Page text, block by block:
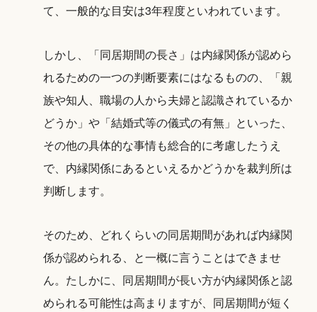
て、一般的な目安は3年程度といわれています。
しかし、「同居期間の長さ」は内縁関係が認めら
れるための一つの判断要素にはなるものの、「親
族や知人、職場の人から夫婦と認識されているか
どうか」や「結婚式等の儀式の有無」といった、
その他の具体的な事情も総合的に考慮したうえ
で、内縁関係にあるといえるかどうかを裁判所は
判断します。
そのため、どれくらいの同居期間があれば内縁関
係が認められる、と一概に言うことはできませ
ん。たしかに、同居期間が長い方が内縁関係と認
められる可能性は高まりますが、同居期間が短く